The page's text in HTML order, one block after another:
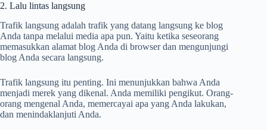
2. Lalu lintas langsung
Trafik langsung adalah trafik yang datang langsung ke blog
Anda tanpa melalui media apa pun. Yaitu ketika seseorang
memasukkan alamat blog Anda di browser dan mengunjungi
blog Anda secara langsung.
Trafik langsung itu penting. Ini menunjukkan bahwa Anda
menjadi merek yang dikenal. Anda memiliki pengikut. Orang-
orang mengenal Anda, memercayai apa yang Anda lakukan,
dan menindaklanjuti Anda.